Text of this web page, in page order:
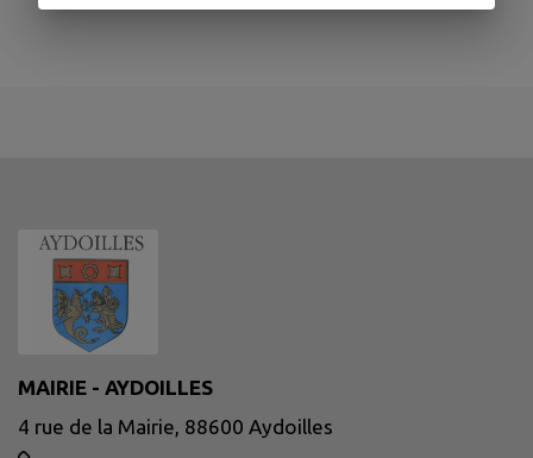
MAIRIE - AYDOILLES
4 rue de la Mairie, 88600 Aydoilles